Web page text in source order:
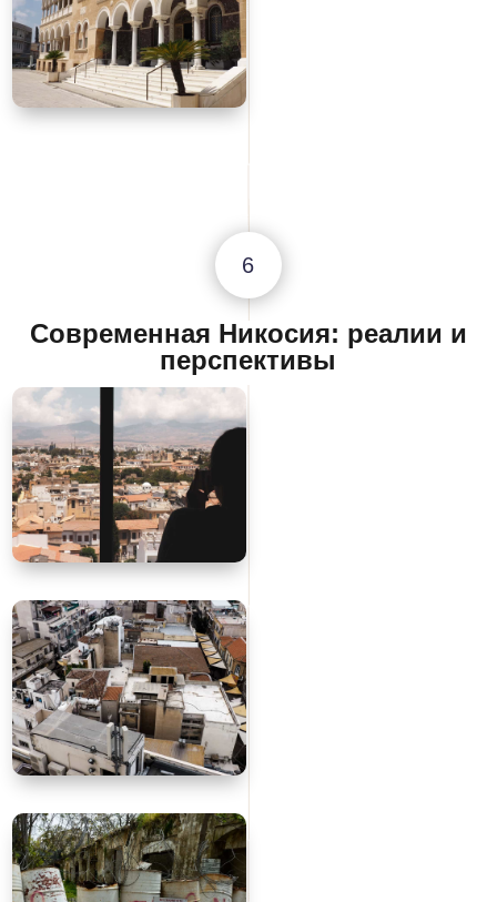
6
Современная Никосия: реалии и
перспективы